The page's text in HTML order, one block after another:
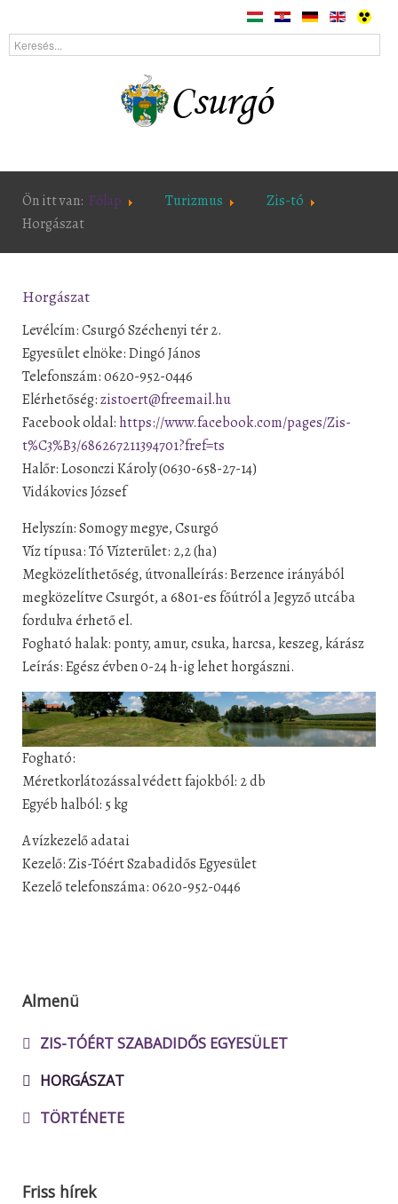
Ön itt van: Főlap Turizmus
Zis-tó
Horgászat
Horgászat
Levélcím: Csurgó Széchenyi tér 2.
Egyesület elnöke: Dingó János
Telefonszám: 0620-952-0446
Elérhetőség:zistoert@freemail.hu
Facebook oldal: https://www.facebook.com/pages/Zis-
t%C3%B3/686267211394701?fref=ts
Halőr: Losonczi Károly (0630-658-27-14)
Vidákovics József
Helyszín: Somogy megye, Csurgó
Víz típusa: Tó Vízterület: 2,2 (ha)
Megközelíthetőség, útvonalleírás: Berzence irányából
megközelítve Csurgót, a 6801-es főútról a Jegyző utcába
fordulva érhető el.
Fogható halak: ponty, amur, csuka, harcsa, keszeg, kárász
Leírás: Egész évben 0-24 h-ig lehet horgászni.
Fogható:
Méretkorlátozással védett fajokból: 2 db
Egyéb halból: 5 kg
A vízkezelő adatai
Kezelő: Zis-Tóért Szabadidős Egyesület
Kezelő telefonszáma: 0620-952-0446
Almenü
ZIS-TÓÉRT SZABADIDŐS EGYESÜLET
HORGÁSZAT
TÖRTÉNETE
Friss hírek